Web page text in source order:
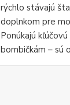
rýchlo stávajú
doplnkom pre
Ponúkajú
bombičkám – sú